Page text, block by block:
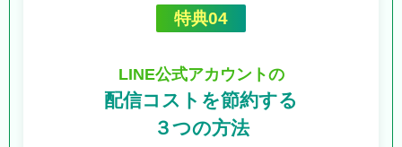
特典04
LINE公式アカウントの
配信コストを節約する
３つの方法